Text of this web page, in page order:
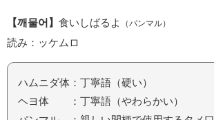
【깨물어】 食いしばるよ （パンマル）
読み：ッケムロ
ハムニダ体：丁寧語（硬い）
ヘヨ体 ：丁寧語（やわらかい）